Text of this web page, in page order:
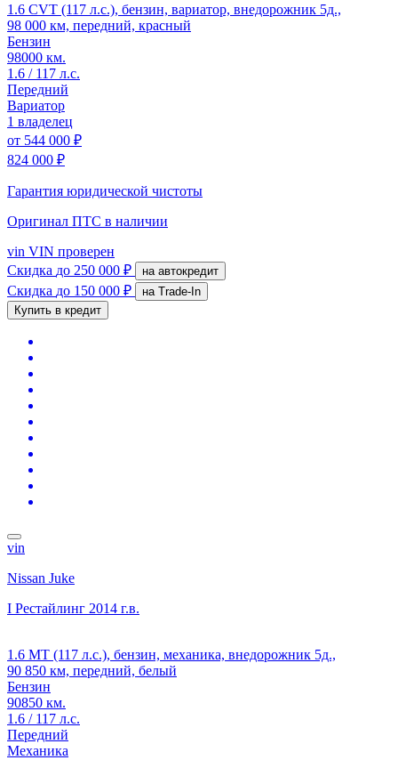
1.6 CVT (117 л.с.), бензин, вариатор, внедорожник 5д.,
98 000 км, передний, красный
Бензин
98000 км.
1.6 / 117 л.с.
Передний
Вариатор
1 владелец
от 544 000 ₽
824 000 ₽
Гарантия юридической чистоты
Оригинал ПТС в наличии
vin VIN проверен
Скидка до 250 000 ₽ на автокредит
Скидка до 150 000 ₽
на Trade-In
Купить в кредит
vin
Nissan Juke
I Рестайлинг 2014 г.в.
1.6 MT (117 л.с.), бензин, механика, внедорожник 5д.,
90 850 км, передний, белый
Бензин
90850 км.
1.6 / 117 л.с.
Передний
Механика